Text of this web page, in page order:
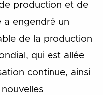
production et de
a engendré un
de la production
qui est allée
continue, ainsi
nouvelles